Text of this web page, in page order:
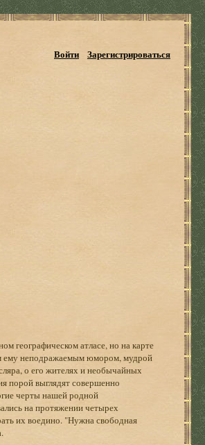
Войти Зарегистрироваться
географическом атласе, но на карте
ему неподражаемым юмором, мудрой
о его жителях и необычайных
порой выглядят совершенно
черты нашей родной
на протяжении четырех
их воедино. "Нужна свободная